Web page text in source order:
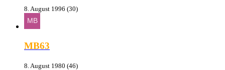
8. August 1996 (30)
MB63
8. August 1980 (46)